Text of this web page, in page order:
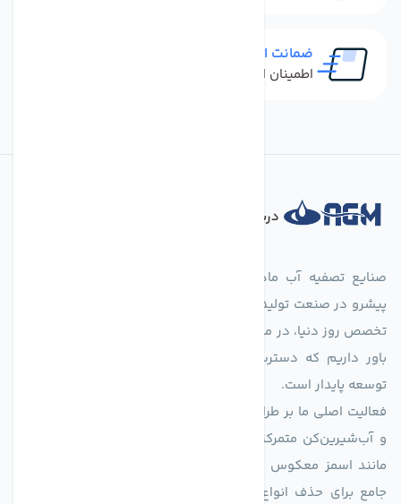
ضمانت اصل بودن کالا
اطمینان از خرید کالای اورجینال
درباره فروشگاه
پیشرو در صنعت تولید تجهیزات تصفیه آب، با تکیه بر دانش فنی و
تخصص روز دنیا، در مسیر تأمین آب سالم و پایدار گام برمی‌دارد. ما
باور داریم که دسترسی به آب پاک، یک حق اساسی و زیربنای
توسعه پایدار است.
فعالیت اصلی ما بر طراحی و تولید سیستم‌های پیشرفته تصفیه آب
و آب‌شیرین‌کن متمرکز است. ما با بهره‌گیری از فناوری‌های نوین
جامع برای حذف انواع آلاینده‌ها، املاح و نمک از منابع آبی ارائه